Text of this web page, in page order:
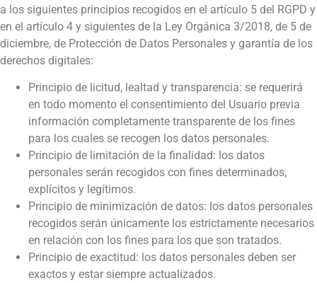
a los siguientes principios recogidos en el artículo 5 del RGPD y
en el artículo 4 y siguientes de la Ley Orgánica 3/2018, de 5 de
diciembre, de Protección de Datos Personales y garantía de los
derechos digitales:
Principio de licitud, lealtad y transparencia: se requerirá
en todo momento el consentimiento del Usuario previa
información completamente transparente de los fines
para los cuales se recogen los datos personales.
Principio de limitación de la finalidad: los datos
personales serán recogidos con fines determinados,
explícitos y legítimos.
Principio de minimización de datos: los datos personales
recogidos serán únicamente los estrictamente necesarios
en relación con los fines para los que son tratados.
Principio de exactitud: los datos personales deben ser
exactos y estar siempre actualizados.